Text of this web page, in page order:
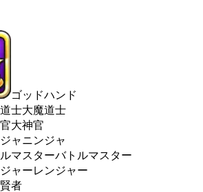
ゴッドハンド
大魔道士
大神官
ニンジャ
バトルマスター
レンジャー
賢者